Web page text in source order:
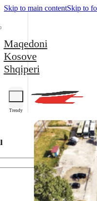
Skip to main contentSkip to
Maqedoni
Kosove
Shqiperi
Trendy